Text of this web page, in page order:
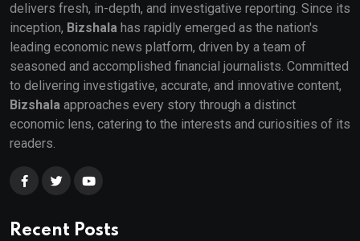
delivers fresh, in-depth, and investigative reporting. Since its
inception, Bizshala has rapidly emerged as the nation's
leading economic news platform, driven by a team of
seasoned and accomplished financial journalists. Committed
to delivering investigative, accurate, and innovative content,
Bizshala approaches every story through a distinct
economic lens, catering to the interests and curiosities of its
readers.
Recent Posts